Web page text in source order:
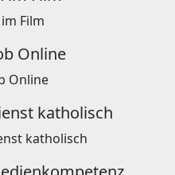
Film
Online
katholisch